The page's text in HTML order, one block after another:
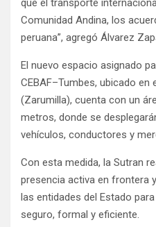
que el transporte
Comunidad Andina, los
peruana”, agregó Álvarez
El nuevo espacio asignado
CEBAF–Tumbes, ubicado
(Zarumilla), cuenta con un
metros, donde se
vehículos, conductores y
Con esta medida, la Sutran
presencia activa en frontera
las entidades del Estado
seguro, formal y eficiente.